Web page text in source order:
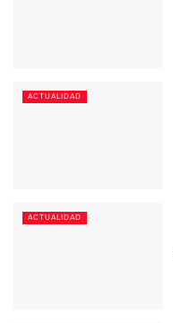
ACTUALIDAD
ACTUALIDAD